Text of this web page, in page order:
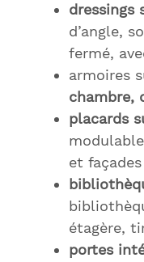
dressings
d’angle,
fermé,
armoires
chambre,
placards
et
étagère,
portes